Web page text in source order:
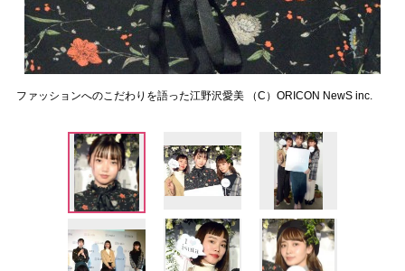
ファッションへのこだわりを語った江野沢愛美 （C）ORICON NewS inc.